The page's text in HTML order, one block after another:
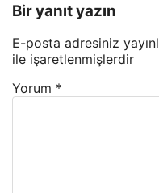
Bir yanıt yazın
E-posta adresiniz
ile işaretlenmişlerdir
Yorum *